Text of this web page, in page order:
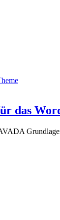
das